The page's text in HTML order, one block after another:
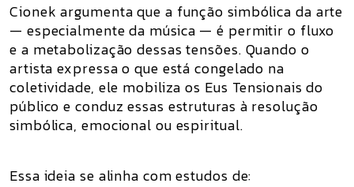
Cionek argumenta que a função simbólica da arte
— especialmente da música — é permitir o fluxo
e a metabolização dessas tensões. Quando o
artista expressa o que está congelado na
coletividade, ele mobiliza os Eus Tensionais do
público e conduz essas estruturas à resolução
simbólica, emocional ou espiritual.
Essa ideia se alinha com estudos de: